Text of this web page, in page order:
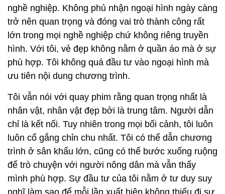
nghề nghiệp. Không phủ nhận ngoại hình ngày càng
trở nên quan trọng và đóng vai trò thành công rất
lớn trong mọi nghề nghiệp chứ không riêng truyền
hình. Với tôi, vẻ đẹp không nằm ở quần áo mà ở sự
phù hợp. Tôi không quá đầu tư vào ngoại hình mà
ưu tiên nội dung chương trình.
Tôi vẫn nói với quay phim rằng quan trọng nhất là
nhân vật, nhân vật đẹp bởi là trung tâm. Người dẫn
chỉ là kết nối. Tuy nhiên trong mọi bối cảnh, tôi luôn
luôn cố gắng chỉn chu nhất. Tôi có thể dẫn chương
trình ở sân khấu lớn, cũng có thể bước xuống ruộng
để trò chuyện với người nông dân mà vẫn thấy
mình phù hợp. Sự đầu tư của tôi nằm ở tư duy suy
nghĩ làm sao để mỗi lần xuất hiện không thiếu đi sự